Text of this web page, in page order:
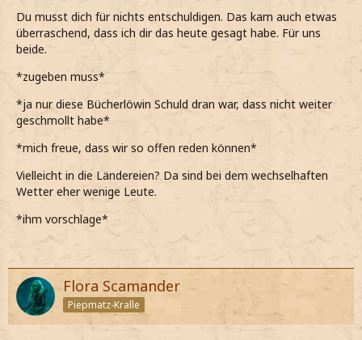
Ich mag dich ja Zoe, ich wär mit sonst niemandem auf
den Ball gegangen.
mir leid.
bin*
*die Hand dann wieder von ihrer Schulter nehme*
Hat Mademoiselle einen Wunsch wo sie hinmöchte?
*sie dann frage da es sicherlich besseres gibt als diesen
Du musst dich für nichts entschuldigen. Das kam auch etwas
überraschend, dass ich dir das heute gesagt habe. Für uns
beide.
*zugeben muss*
*ja nur diese Bücherlöwin Schuld dran war, dass nicht weiter
geschmollt habe*
*mich freue, dass wir so offen reden können*
Vielleicht in die Ländereien? Da sind bei dem wechselhaften
Wetter eher wenige Leute.
*ihm vorschlage*
Flora Scamander
Piepmatz-Kralle